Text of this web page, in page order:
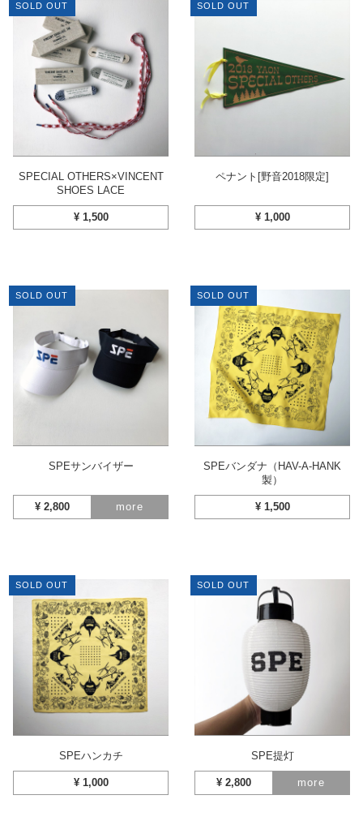
SOLD OUT
SPECIAL OTHERS×VINCENT
SHOES LACE
¥ 1,500
SOLD OUT
ペナント[野音2018限定]
¥ 1,000
SOLD OUT
SPEサンバイザー
¥ 2,800 more
SOLD OUT
SPEバンダナ（HAV-A-HANK
製）
¥ 1,500
SOLD OUT
SPEハンカチ
¥ 1,000
SOLD OUT
SPE提灯
¥ 2,800 more